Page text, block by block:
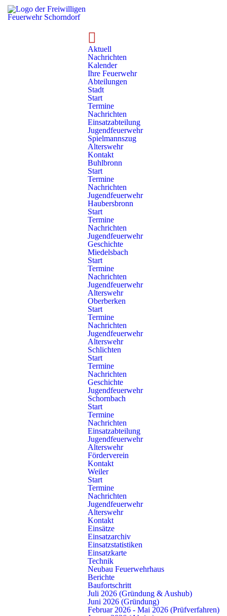
Aktuell
Nachrichten
Kalender
Ihre Feuerwehr
Abteilungen
Stadt
Start
Termine
Nachrichten
Einsatzabteilung
Jugendfeuerwehr
Spielmannszug
Alterswehr
Kontakt
Buhlbronn
Start
Termine
Nachrichten
Jugendfeuerwehr
Haubersbronn
Start
Termine
Nachrichten
Jugendfeuerwehr
Geschichte
Miedelsbach
Start
Termine
Nachrichten
Jugendfeuerwehr
Alterswehr
Oberberken
Start
Termine
Nachrichten
Jugendfeuerwehr
Alterswehr
Schlichten
Start
Termine
Nachrichten
Geschichte
Jugendfeuerwehr
Schornbach
Start
Termine
Nachrichten
Einsatzabteilung
Jugendfeuerwehr
Alterswehr
Förderverein
Kontakt
Weiler
Start
Termine
Nachrichten
Jugendfeuerwehr
Alterswehr
Kontakt
Einsätze
Einsatzarchiv
Einsatzstatistiken
Einsatzkarte
Technik
Neubau Feuerwehrhaus
Berichte
Baufortschritt
Juli 2026 (Gründung & Aushub)
Juni 2026 (Gründung)
Februar 2026 - Mai 2026 (Prüfverfahren)
RC 1/01 - Abdichten/Auffangen
Rollwagendetails
Baujahr:
2017
Hersteller:
Munk
Florian Schorndorf 1/52
Einsatz und Beladung
Dieser Rollwagen ist mit Schutzkleidung,
mineralölbeständigen Schläuchen sowie umfangreichem
Material wie Dichtungskeilen, Schachtabdeckungen und
einem 3000-Liter-Faltbehälter ausgestattet. Er ermöglicht es,
Leckagen bei Gefahrgutunfällen zu schließen und
austretende Stoffe sicher aufzufangen.
Auszug aus der Beladung:
2x Chemikalienschutzanzug leicht
Funkenfreies Werkzeug
Schachtabdeckung
zur Rollwagenübersicht